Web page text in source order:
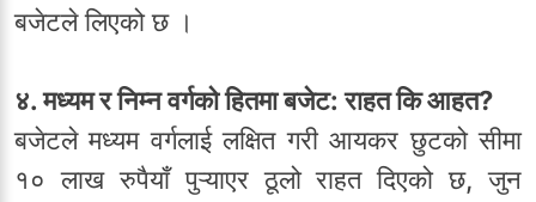
बजेटले लिएको छ ।
४. मध्यम र निम्न वर्गको हितमा बजेट: राहत कि आहत?
बजेटले मध्यम वर्गलाई लक्षित गरी आयकर छुटको सीमा
१० लाख रुपैयाँ पुऱ्याएर ठूलो राहत दिएको छ, जुन